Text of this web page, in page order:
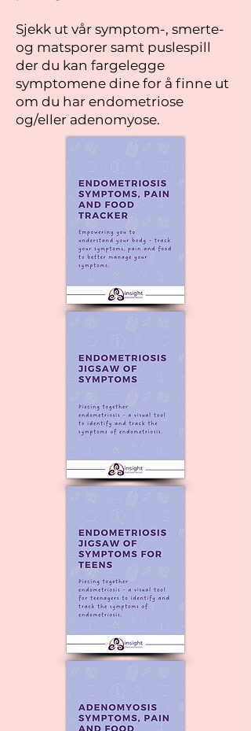
Sjekk ut vår symptom-, smerte-
og matsporer samt puslespill
der du kan fargelegge
symptomene dine for å finne ut
om du har endometriose
og/eller adenomyose.